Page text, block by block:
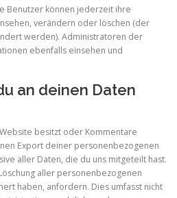
Benutzer können jederzeit ihre
verändern oder löschen (der
werden). Administratoren der
ebenfalls einsehen und
an deinen Daten
besitzt oder Kommentare
Export deiner personenbezogenen
aller Daten, die du uns mitgeteilt hast.
aller personenbezogenen
haben, anfordern. Dies umfasst nicht